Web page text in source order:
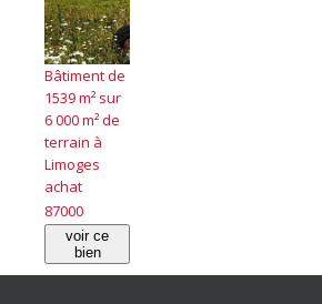
Bâtiment de
1539 m² sur
6 000 m² de
terrain à
Limoges
achat
87000
voir ce
bien